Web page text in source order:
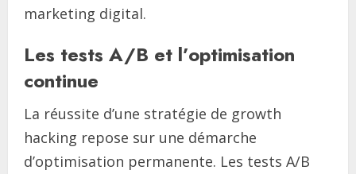
marketing digital.
Les tests A/B et l’optimisation
continue
La réussite d’une stratégie de growth
hacking repose sur une démarche
d’optimisation permanente. Les tests A/B